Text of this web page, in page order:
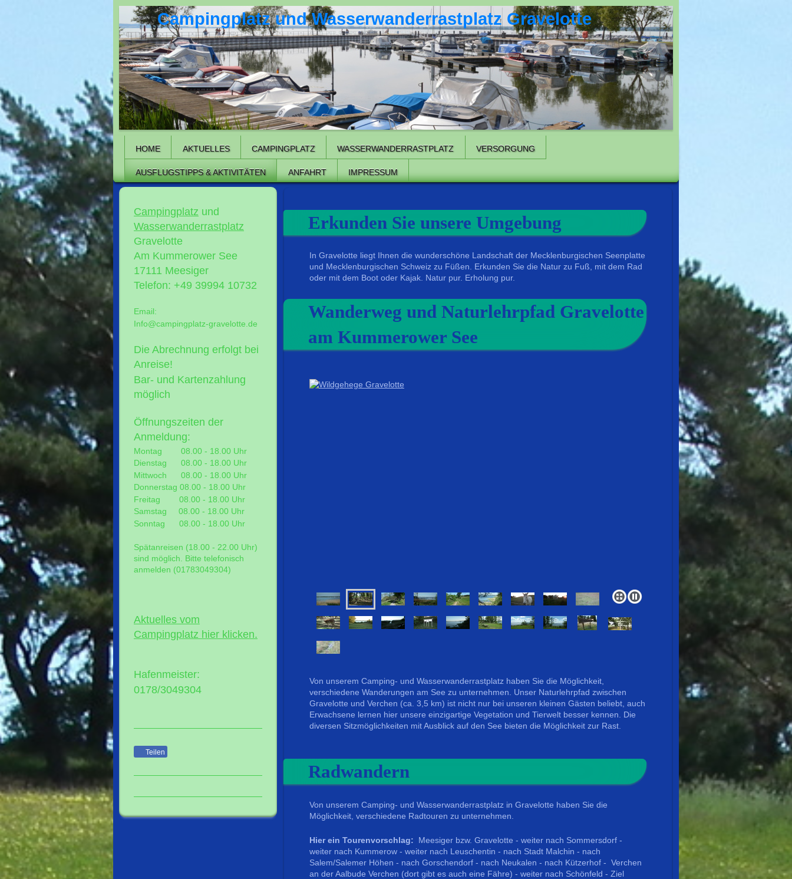
Campingplatz und Wasserwanderrastplatz Gravelotte
HOME AKTUELLES CAMPINGPLATZ WASSERWANDERRASTPLATZ VERSORGUNG
AUSFLUGSTIPPS & AKTIVITÄTEN ANFAHRT IMPRESSUM
Erkunden Sie unsere Umgebung
In Gravelotte liegt Ihnen die wunderschöne Landschaft der Mecklenburgischen Seenplatte
und Mecklenburgischen Schweiz zu Füßen. Erkunden Sie die Natur zu Fuß, mit dem Rad
oder mit dem Boot oder Kajak. Natur pur. Erholung pur.
Wanderweg und Naturlehrpfad Gravelotte
am Kummerower See
Von unserem Camping- und Wasserwanderrastplatz haben Sie die Möglichkeit,
verschiedene Wanderungen am See zu unternehmen. Unser Naturlehrpfad zwischen
Gravelotte und Verchen (ca. 3,5 km) ist nicht nur bei unseren kleinen Gästen beliebt, auch
Erwachsene lernen hier unsere einzigartige Vegetation und Tierwelt besser kennen. Die
diversen Sitzmöglichkeiten mit Ausblick auf den See bieten die Möglichkeit zur Rast.
Radwandern
Von unserem Camping- und Wasserwanderrastplatz in Gravelotte haben Sie die
Möglichkeit, verschiedene Radtouren zu unternehmen.
Hier ein Tourenvorschlag:
Meesiger bzw. Gravelotte - weiter nach Sommersdorf -
weiter nach Kummerow - weiter nach Leuschentin - nach Stadt Malchin - nach
Salem/Salemer Höhen - nach Gorschendorf - nach Neukalen - nach Kützerhof - Verchen
an der Aalbude Verchen (dort gibt es auch eine Fähre) - weiter nach Schönfeld - Ziel
Campingplatz und
Wasserwanderrastplatz
Gravelotte
Am Kummerower See
17111 Meesiger
Telefon: +49 39994 10732
Email:
Info@campingplatz-gravelotte.de
Die Abrechnung erfolgt bei
Anreise!
Bar- und Kartenzahlung
möglich
Öffnungszeiten der
Anmeldung:
Montag 08.00 - 18.00 Uhr
Dienstag 08.00 - 18.00 Uhr
Mittwoch 08.00 - 18.00 Uhr
Donnerstag 08.00 - 18.00 Uhr
Freitag 08.00 - 18.00 Uhr
Samstag 08.00 - 18.00 Uhr
Sonntag 08.00 - 18.00 Uhr
Spätanreisen (18.00 - 22.00 Uhr)
sind möglich. Bitte telefonisch
anmelden (01783049304)
Aktuelles vom
Campingplatz hier klicken.
Hafenmeister:
0178/3049304
Teilen